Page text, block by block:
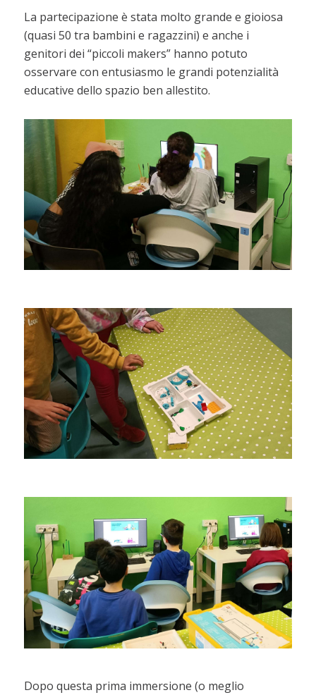
La partecipazione è stata molto grande e gioiosa
(quasi 50 tra bambini e ragazzini) e anche i
genitori dei “piccoli makers” hanno potuto
osservare con entusiasmo le grandi potenzialità
educative dello spazio ben allestito.
Dopo questa prima immersione (o meglio